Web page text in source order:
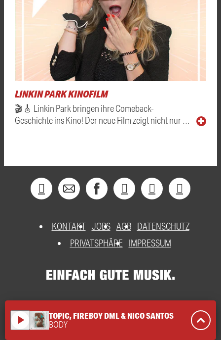
LINKIN PARK KINOFILM
🎬🎸 Linkin Park bringen ihre Comeback-
Geschichte ins Kino! Der neue Film zeigt nicht nur …
KONTAKT JOBS AGB DATENSCHUTZ
PRIVATSPHÄRE
IMPRESSUM
play_arrow TOPIC, FIREBOY DML & NICO SANTOS
BODY